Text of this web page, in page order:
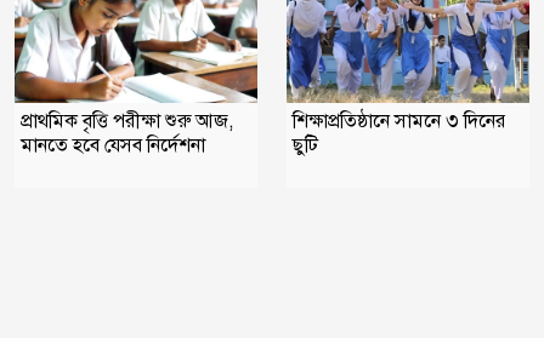
প্রাথমিক বৃত্তি পরীক্ষা শুরু আজ,
মানতে হবে যেসব নির্দেশনা
শিক্ষাপ্রতিষ্ঠানে সামনে ৩ দিনের
ছুটি